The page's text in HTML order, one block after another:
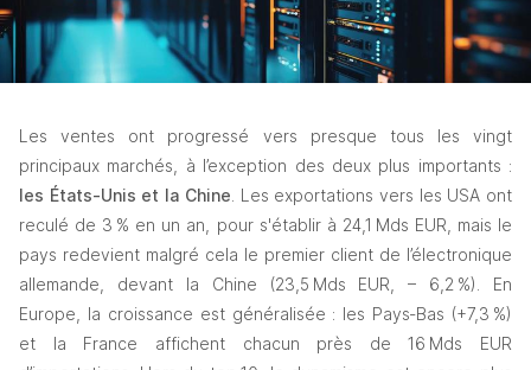
Les ventes ont progressé vers presque tous les vingt
principaux marchés, à l’exception des deux plus importants :
les États‑Unis et la Chine . Les exportations vers les USA ont
reculé de 3 % en un an, pour s'établir à 24,1 Mds EUR, mais le
pays redevient malgré cela le premier client de l’électronique
allemande, devant la Chine (23,5 Mds EUR, – 6,2 %). En
Europe, la croissance est généralisée : les Pays‑Bas (+7,3 %)
et la France affichent chacun près de 16 Mds EUR